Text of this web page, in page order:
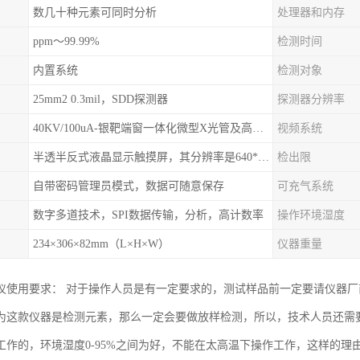
数几十种元素可同时分析 处理器和内存
ppm～99.99% 检测时间
内置系统 检测对象
25mm2 0.3mil，SDD探测器 探测器分辨率
40KV/100uA-银靶端窗一体化微型X光管及高压电源 视频系统
半透半反式液晶显示触摸屏，其分辨率是640*480 检出限
自带密码管理员模式，数据可随意保存 可充气系统
数字多道技术，SPI数据传输，分析，高计数率 操作环境湿度
234×306×82mm（L×H×W） 仪器重量
使用要求： 对于操作人员是有一定要求的，测试样品前一定要请仪器
这款仪器是检测元素，那么一定会要做放样检测，所以，技术人员还
作的，环境湿度0-95%之间为好，不能在太高温下操作工作，这样的